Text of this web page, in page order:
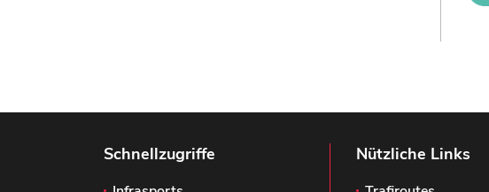
Schnellzugriffe Nützliche Links